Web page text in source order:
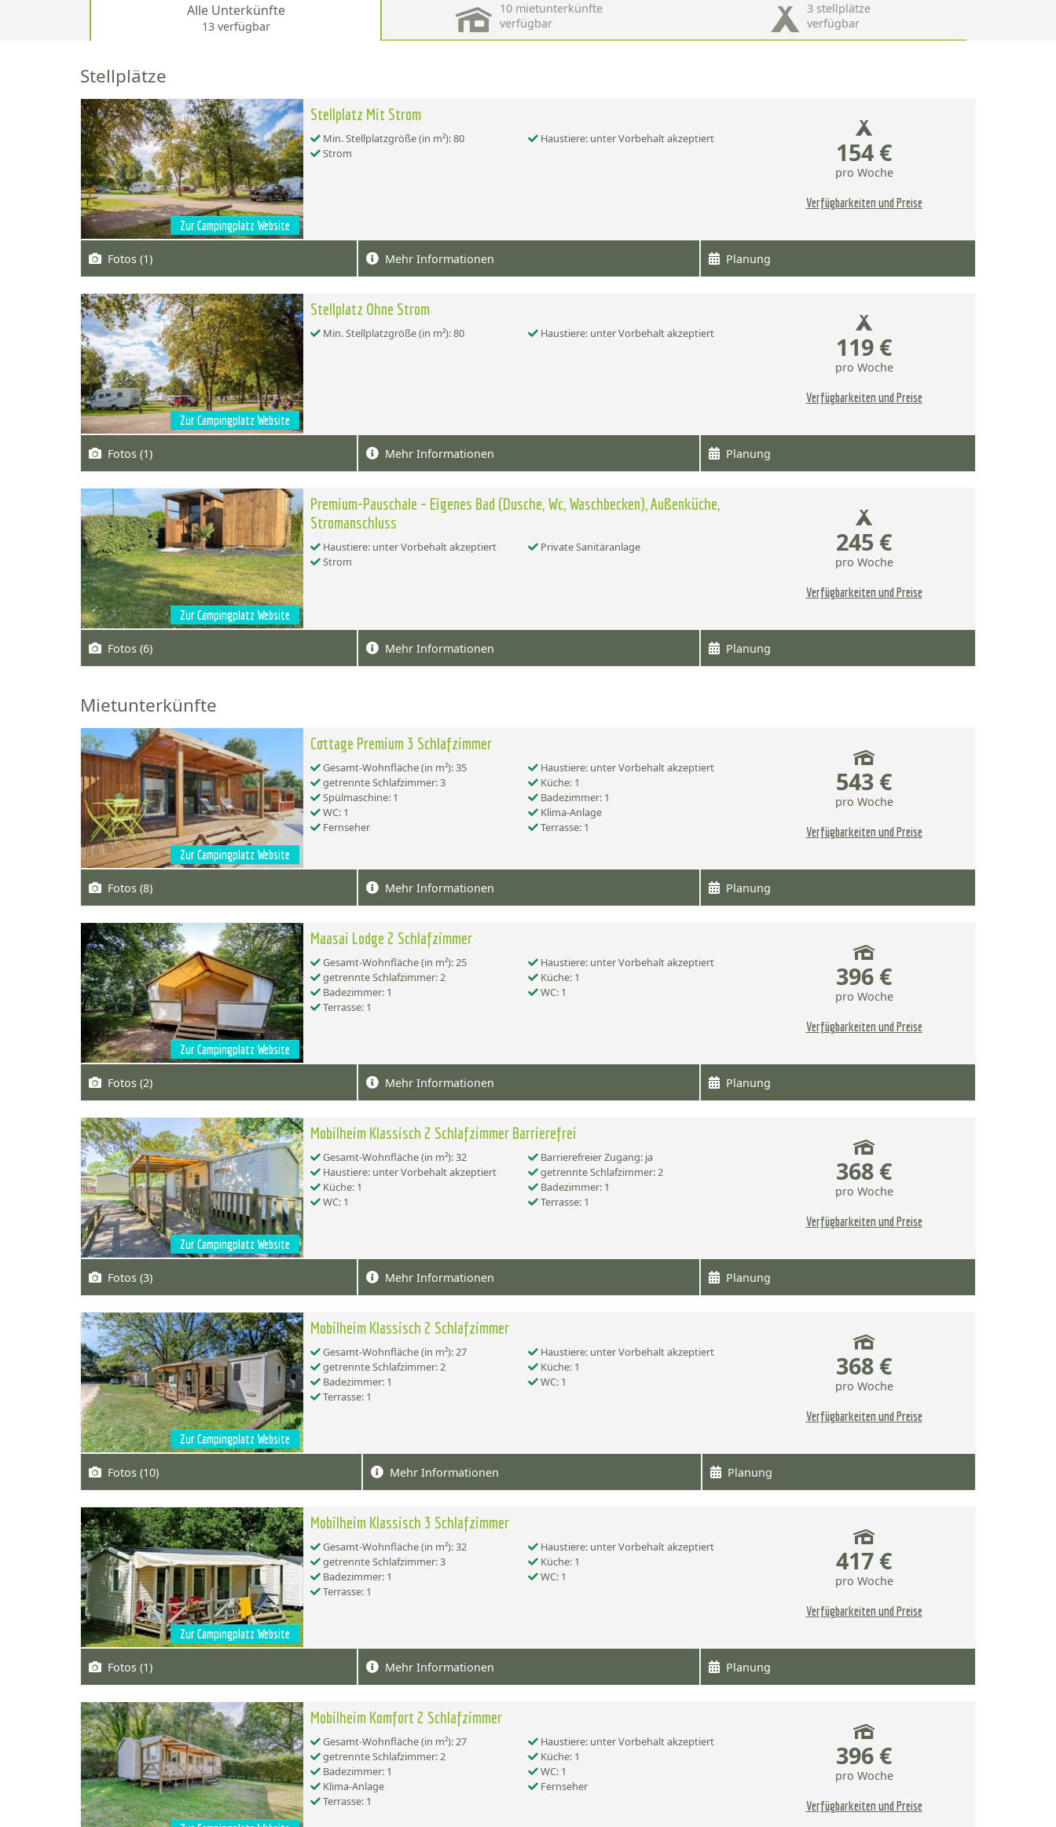
Alle Unterkünfte
13 verfügbar
10 mietunterkünfte
verfügbar
3 stellplätze
verfügbar
Stellplätze
Zur Campingplatz Website
Stellplatz Mit Strom
Min. Stellplatzgröße (in m²): 80
Haustiere: unter Vorbehalt akzeptiert
Strom
154 €
pro Woche
Verfügbarkeiten und Preise
Fotos (1) Mehr Informationen Planung
Zur Campingplatz Website
Stellplatz Ohne Strom
Min. Stellplatzgröße (in m²): 80 Haustiere: unter Vorbehalt akzeptiert 119 €
pro Woche
Verfügbarkeiten und Preise
Fotos (1) Mehr Informationen Planung
Zur Campingplatz Website
Premium-Pauschale – Eigenes Bad (Dusche, Wc, Waschbecken), Außenküche,
Stromanschluss
Haustiere: unter Vorbehalt akzeptiert
Private Sanitäranlage
Strom
245 €
pro Woche
Verfügbarkeiten und Preise
Fotos (6) Mehr Informationen Planung
Mietunterkünfte
Zur Campingplatz Website
Cottage Premium 3 Schlafzimmer
Gesamt-Wohnfläche (in m²): 35
Haustiere: unter Vorbehalt akzeptiert
getrennte Schlafzimmer: 3
Küche: 1
Spülmaschine: 1
Badezimmer: 1
WC: 1
Klima-Anlage
Fernseher
Terrasse: 1
543 €
pro Woche
Verfügbarkeiten und Preise
Fotos (8) Mehr Informationen Planung
Zur Campingplatz Website
Maasai Lodge 2 Schlafzimmer
Gesamt-Wohnfläche (in m²): 25
Haustiere: unter Vorbehalt akzeptiert
getrennte Schlafzimmer: 2
Küche: 1
Badezimmer: 1
WC: 1
Terrasse: 1
396 €
pro Woche
Verfügbarkeiten und Preise
Fotos (2) Mehr Informationen Planung
Zur Campingplatz Website
Mobilheim Klassisch 2 Schlafzimmer Barrierefrei
Gesamt-Wohnfläche (in m²): 32
Barrierefreier Zugang: ja
Haustiere: unter Vorbehalt akzeptiert
getrennte Schlafzimmer: 2
Küche: 1
Badezimmer: 1
WC: 1
Terrasse: 1
368 €
pro Woche
Verfügbarkeiten und Preise
Fotos (3) Mehr Informationen Planung
Zur Campingplatz Website
Mobilheim Klassisch 2 Schlafzimmer
Gesamt-Wohnfläche (in m²): 27
Haustiere: unter Vorbehalt akzeptiert
getrennte Schlafzimmer: 2
Küche: 1
Badezimmer: 1
WC: 1
Terrasse: 1
368 €
pro Woche
Verfügbarkeiten und Preise
Fotos (10) Mehr Informationen Planung
Zur Campingplatz Website
Mobilheim Klassisch 3 Schlafzimmer
Gesamt-Wohnfläche (in m²): 32
Haustiere: unter Vorbehalt akzeptiert
getrennte Schlafzimmer: 3
Küche: 1
Badezimmer: 1
WC: 1
Terrasse: 1
417 €
pro Woche
Verfügbarkeiten und Preise
Fotos (1) Mehr Informationen Planung
Mobilheim Komfort 2 Schlafzimmer
Gesamt-Wohnfläche (in m²): 27
Haustiere: unter Vorbehalt akzeptiert
getrennte Schlafzimmer: 2
Küche: 1
Badezimmer: 1
WC: 1
Klima-Anlage
Fernseher
Terrasse: 1
396 €
pro Woche
Verfügbarkeiten und Preise